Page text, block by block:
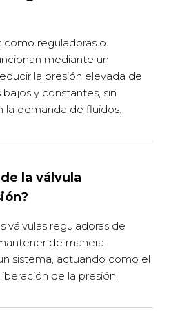
como reguladoras o
mediante un
la presión elevada de
y constantes, sin
la demanda de fluidos.
la válvula
válvulas reguladoras de
de manera
sistema, actuando como el
de la presión.